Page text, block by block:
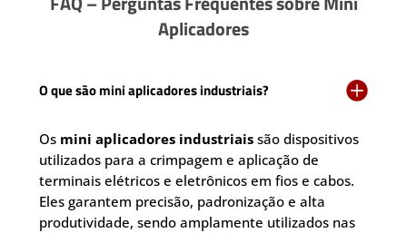
Aplicadores
O que são mini aplicadores industriais? 
Os mini aplicadores industriais são dispositivos
utilizados para a crimpagem e aplicação de
terminais elétricos e eletrônicos em fios e cabos.
Eles garantem precisão, padronização e alta
produtividade, sendo amplamente utilizados nas